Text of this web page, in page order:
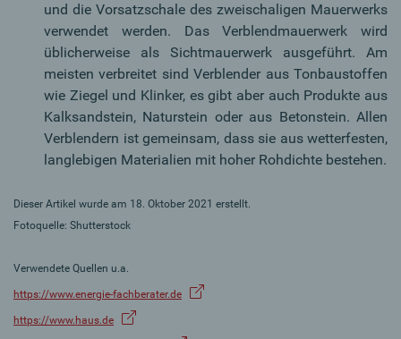
und die Vorsatzschale des zweischaligen Mauerwerks
verwendet werden. Das Verblendmauerwerk wird
üblicherweise als Sichtmauerwerk ausgeführt. Am
meisten verbreitet sind Verblender aus Tonbaustoffen
wie Ziegel und Klinker, es gibt aber auch Produkte aus
Kalksandstein, Naturstein oder aus Betonstein. Allen
Verblendern ist gemeinsam, dass sie aus wetterfesten,
langlebigen Materialien mit hoher Rohdichte bestehen.
Dieser Artikel wurde am 18. Oktober 2021 erstellt.
Fotoquelle: Shutterstock
Verwendete Quellen u.a.
https://www.energie-fachberater.de
https://www.haus.de